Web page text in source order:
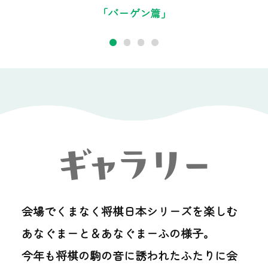
「バーゲン篇 」
会場でくまなく将棋日本シリーズを楽しむ
あなぐまーと＆あなぐまーふの様子。
今年も将棋の駒の音に誘われたふたりに会